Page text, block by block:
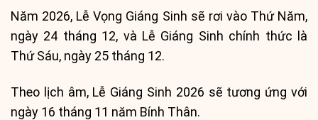
Năm 2026, Lễ Vọng Giáng Sinh sẽ rơi vào Thứ Năm,
ngày 24 tháng 12, và Lễ Giáng Sinh chính thức là
Thứ Sáu, ngày 25 tháng 12.
Theo lịch âm, Lễ Giáng Sinh 2026 sẽ tương ứng với
ngày 16 tháng 11 năm Bính Thân.